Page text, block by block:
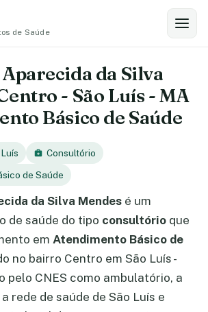
de Saúde
da Silva
- São Luís - MA
Básico de Saúde
Consultório
de Saúde
da Silva Mendes é um
de saúde do tipo consultório que
em Atendimento Básico de
no bairro Centro em São Luís -
pelo CNES como ambulatório, a
rede de saúde de São Luís e